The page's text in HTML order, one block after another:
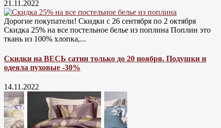
21.11.2022
Дорогие покупатели! Скидки с 26 сентября по 2 октября
Скидка 25% на все постельное белье из поплина Поплин это
ткань из 100% хлопка,...
Скидки на ВЕСЬ сатин только до 20 ноября. Подушки и
одеяла пуховые -30%
14.11.2022